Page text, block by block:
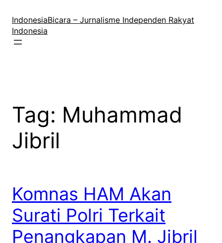
konten
IndonesiaBicara – Jurnalisme Independen Rakyat
Indonesia
Tag: Muhammad
Jibril
Komnas HAM Akan
Surati Polri Terkait
Penangkapan M. Jibril